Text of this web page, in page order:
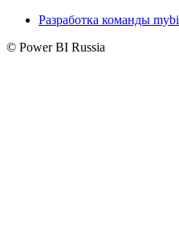
Разработка команды mybi
© Power BI Russia